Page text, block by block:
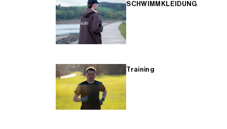
SCHWIMMKLEIDUNG
Training